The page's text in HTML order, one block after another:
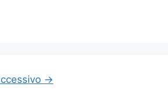
→